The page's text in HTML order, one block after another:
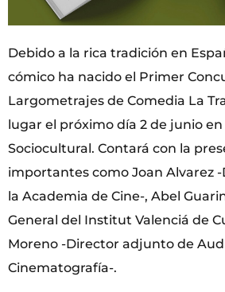
Debido a la rica tradición en
cómico ha nacido el Primer
Largometrajes de Comedia La
lugar el próximo día 2 de junio
Sociocultural. Contará con la
importantes como Joan Alvarez
la Academia de Cine-, Abel
General del Institut Valenciá de
Moreno -Director adjunto de
Cinematografía-.